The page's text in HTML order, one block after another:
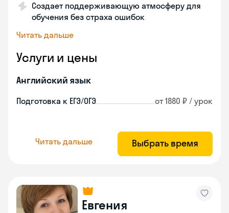
Создает поддерживающую атмосферу для
обучения без страха ошибок
Читать дальше
Услуги и цены
Английский язык
Подготовка к ЕГЭ/ОГЭ от 1880 ₽ / урок
Читать дальше Выбрать время
Евгения